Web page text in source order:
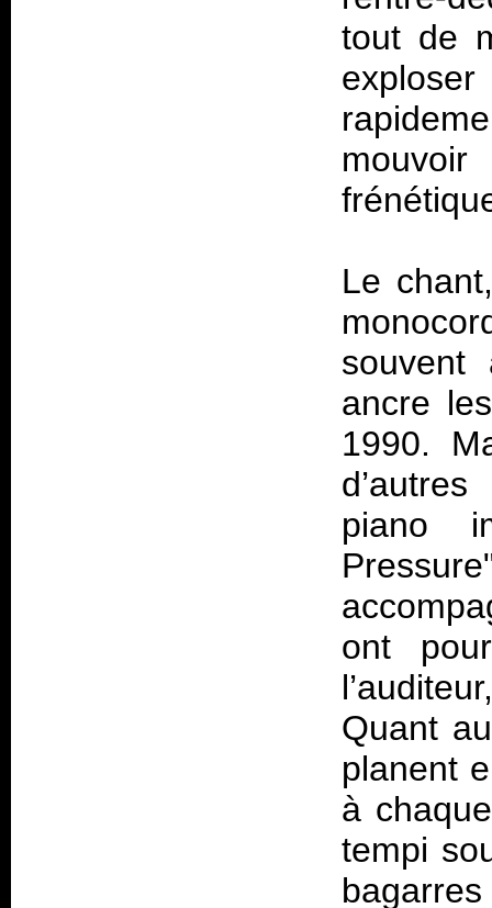
tout de
Le
ancre
1990.
piano
ont
Quant
planent
à
tempi